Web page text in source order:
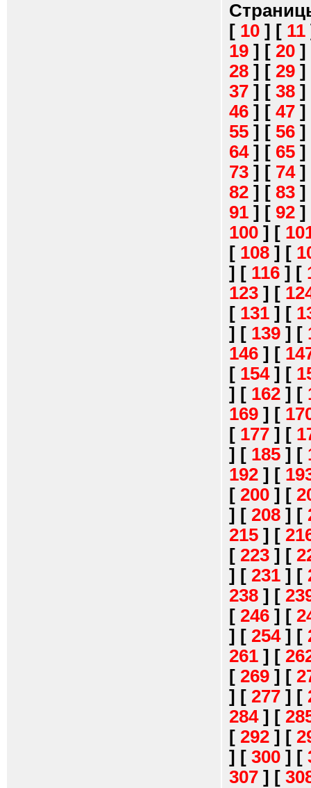
[ 10 ] [ 11
19 ] [ 20 ]
28 ] [ 29 ]
37 ] [ 38 ]
46 ] [ 47 ]
55 ] [ 56 ]
64] [ 65 ]
73 ] [ 74]
82 ] [ 83 ]
91 ] [ 92 ]
100 ] [
[ 108 ] [
] [ 116 ] [
123 ] [
[ 131 ] [
] [ 139 ] [
146 ] [
[ 154] [
] [ 162 ] [
169 ] [
[ 177 ] [
] [ 185 ] [
192 ] [
[ 200 ] [
] [ 208 ] [
215 ] [
[ 223 ] [
] [ 231 ] [
238 ] [
[ 246 ] [
] [ 254] [
261 ] [
[ 269 ] [
] [ 277 ] [
284] [
[ 292 ] [
] [ 300 ] [
307 ] [